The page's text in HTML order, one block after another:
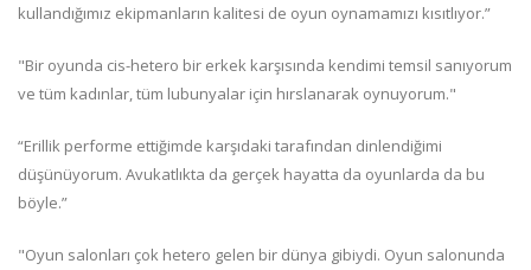
kullandığımız ekipmanların kalitesi de oyun oynamamızı kısıtlıyor.”
"Bir oyunda cis-hetero bir erkek karşısında kendimi temsil sanıyorum
ve tüm kadınlar, tüm lubunyalar için hırslanarak oynuyorum."
“Erillik performe ettiğimde karşıdaki tarafından dinlendiğimi
düşünüyorum. Avukatlıkta da gerçek hayatta da oyunlarda da bu
böyle.”
"Oyun salonları çok hetero gelen bir dünya gibiydi. Oyun salonunda